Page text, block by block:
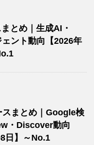
とめ｜生成AI・
ント動向【2026年
スまとめ｜Google検
・Discover動向
日】～No.1